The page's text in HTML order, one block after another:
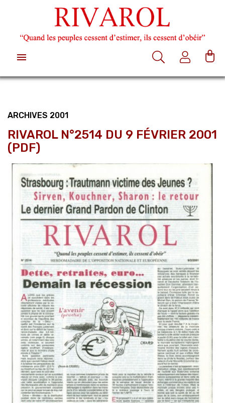

ARCHIVES 2001
RIVAROL N°2514 DU 9 FÉVRIER 2001
(PDF)